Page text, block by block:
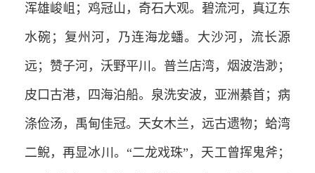
浑雄峻岨；鸡冠山，奇石大观。碧流河，真辽东
水碗；复州河，乃连海龙蟠。大沙河，流长源
远；赞子河，沃野平川。普兰店湾，烟波浩渺；
皮口古港，四海泊船。泉洗安波，亚洲綦首；病
涤俭汤，禹甸佳冠。天女木兰，远古遗物；蛤湾
二鲵，再显冰川。“二龙戏珠”，天工曾挥鬼斧；